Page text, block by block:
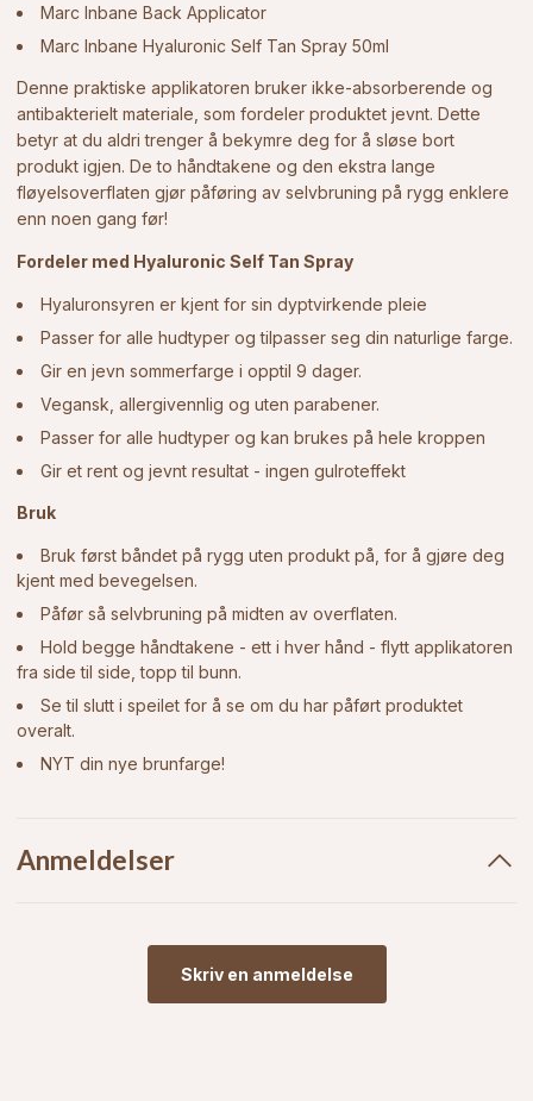
Marc Inbane Back Applicator
Marc Inbane Hyaluronic Self Tan Spray 50ml
Denne praktiske applikatoren bruker ikke-absorberende og
antibakterielt materiale, som fordeler produktet jevnt. Dette
betyr at du aldri trenger å bekymre deg for å sløse bort
produkt igjen. De to håndtakene og den ekstra lange
fløyelsoverflaten gjør påføring av selvbruning på rygg enklere
enn noen gang før!
Fordeler med Hyaluronic Self Tan Spray
Hyaluronsyren er kjent for sin dyptvirkende pleie
Passer for alle hudtyper og tilpasser seg din naturlige farge.
Gir en jevn sommerfarge i opptil 9 dager.
Vegansk, allergivennlig og uten parabener.
Passer for alle hudtyper og kan brukes på hele kroppen
Gir et rent og jevnt resultat - ingen gulroteffekt
Bruk
Bruk først båndet på rygg uten produkt på, for å gjøre deg
kjent med bevegelsen.
Påfør så selvbruning på midten av overflaten.
Hold begge håndtakene - ett i hver hånd - flytt applikatoren
fra side til side, topp til bunn.
Se til slutt i speilet for å se om du har påført produktet
overalt.
NYT din nye brunfarge!
Anmeldelser
Skriv en anmeldelse